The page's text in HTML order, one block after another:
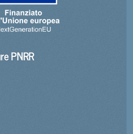
PNRR